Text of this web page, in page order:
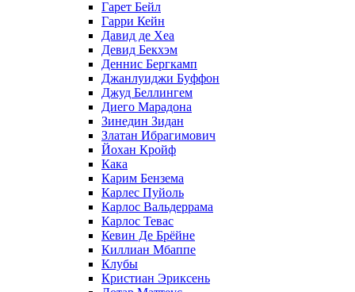
Гарет Бейл
Гарри Кейн
Давид де Хеа
Девид Бекхэм
Деннис Бергкамп
Джанлуиджи Буффон
Джуд Беллингем
Диего Марадона
Зинедин Зидан
Златан Ибрагимович
Йохан Кройф
Кака
Карим Бензема
Карлес Пуйоль
Карлос Вальдеррама
Карлос Тевас
Кевин Де Брёйне
Киллиан Мбаппе
Клубы
Кристиан Эриксень